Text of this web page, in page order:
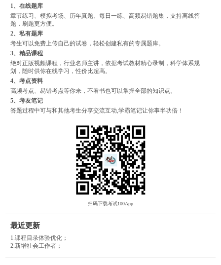
1、在线题库
章节练习、模拟考场、历年真题、每日一练、高频易错题集，支持离线答
题，刷题更方便。
2、私有题库
考生可以免费上传自己的试卷，轻松创建私有的专属题库。
3、精品课程
绝对正版视频课程，行业名师主讲，依据考试教材精心录制，科学体系规
划，随时供你在线学习，性价比超高。
4、考点资料
高频考点、易错考点等你来，不看书也可以掌握全部的知识点。
5、考友笔记
答题过程中可与和其他考生分享交流互动,学霸笔记让你事半功倍！
扫码下载考试100App
最近更新
1.课程目录体验优化；
2.新增社会工作者；